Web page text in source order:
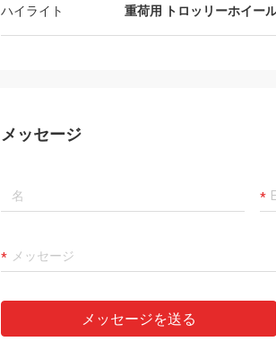
ハイライト 重荷用 トロッリーホイー
メッセージ
メッセージを送る